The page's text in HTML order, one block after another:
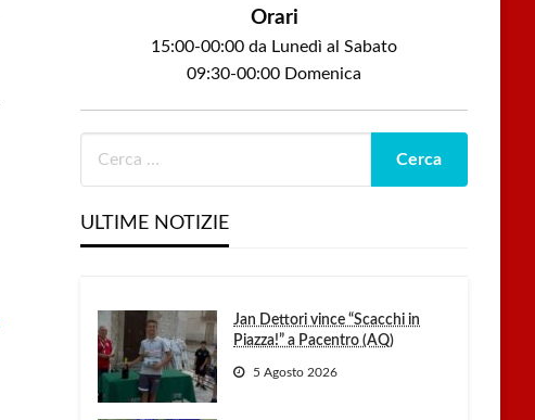
Orari
15:00-00:00 da Lunedì al Sabato
09:30-00:00 Domenica
ULTIME NOTIZIE
Jan Dettori vince “Scacchi in
Piazza!” a Pacentro (AQ)
5 Agosto 2026